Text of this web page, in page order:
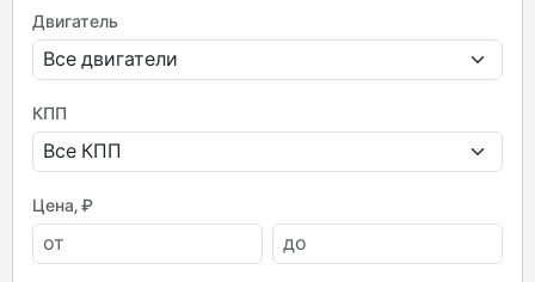
Двигатель
КПП
Цена, ₽